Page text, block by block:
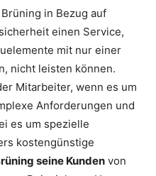
in Bezug auf
einen Service,
mit nur einer
nicht leisten können.
Mitarbeiter, wenn es um
Anforderungen und
es um spezielle
kostengünstige
seine Kunden von